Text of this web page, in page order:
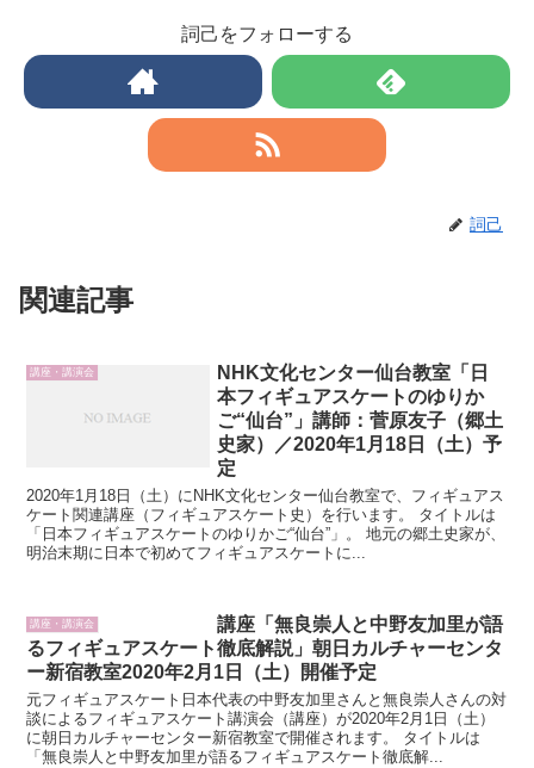
詞己をフォローする
詞己
関連記事
講座・講演会
NHK文化センター仙台教室「日
本フィギュアスケートのゆりか
ご“仙台”」講師：菅原友子（郷土
史家）／2020年1月18日（土）予
定
2020年1月18日（土）にNHK文化センター仙台教室で、フィギュアス
ケート関連講座（フィギュアスケート史）を行います。 タイトルは
「日本フィギュアスケートのゆりかご“仙台”」。 地元の郷土史家が、
明治末期に日本で初めてフィギュアスケートに...
講座・講演会
講座「無良崇人と中野友加里が語
るフィギュアスケート徹底解説」朝日カルチャーセンタ
ー新宿教室2020年2月1日（土）開催予定
元フィギュアスケート日本代表の中野友加里さんと無良崇人さんの対
談によるフィギュアスケート講演会（講座）が2020年2月1日（土）
に朝日カルチャーセンター新宿教室で開催されます。 タイトルは
「無良崇人と中野友加里が語るフィギュアスケート徹底解...